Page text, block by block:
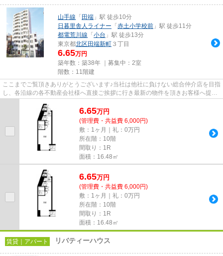
山手線 「 田端 」駅 徒歩10分
日暮里舎人ライナー 「 赤土小学校前 」駅 徒歩11分
都電荒川線 「 小台 」駅 徒歩13分
東京都北区 田端新町 ３丁目
6.65万円
築年数：築38年 ｜募集中： 2室
階数：11階建
ここまでご覧頂きありがとうございます♪当社は他社に負けない総合仲介店を目指
し、各沿線の各不動産会社様へ直接ご挨拶に行き最新の物件を頂きお客様へ提供
6.65万円
(管理費・共益費 6,000円)
敷：1ヶ月｜礼：0万円
所在階：10階
間取り：1R
面積：16.48㎡
6.65万円
(管理費・共益費 6,000円)
敷：1ヶ月｜礼：0万円
所在階：10階
間取り：1R
面積：16.48㎡
賃貸｜アパート リバティーハウス